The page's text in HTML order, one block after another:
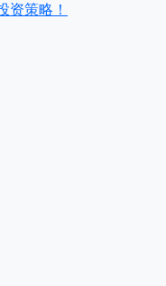
资策略！